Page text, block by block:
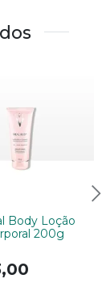
Body Loção
200g